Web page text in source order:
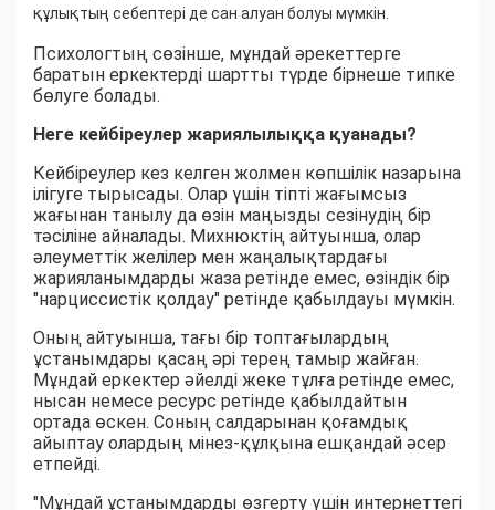
құлықтың себептері де сан алуан болуы мүмкін.
Психологтың сөзінше, мұндай әрекеттерге
баратын еркектерді шартты түрде бірнеше типке
бөлуге болады.
Неге кейбіреулер жариялылыққа қуанады?
Кейбіреулер кез келген жолмен көпшілік назарына
ілігуге тырысады. Олар үшін тіпті жағымсыз
жағынан танылу да өзін маңызды сезінудің бір
тәсіліне айналады. Михнюктің айтуынша, олар
әлеуметтік желілер мен жаңалықтардағы
жарияланымдарды жаза ретінде емес, өзіндік бір
"нарциссистік қолдау" ретінде қабылдауы мүмкін.
Оның айтуынша, тағы бір топтағылардың
ұстанымдары қасаң әрі терең тамыр жайған.
Мұндай еркектер әйелді жеке тұлға ретінде емес,
нысан немесе ресурс ретінде қабылдайтын
ортада өскен. Соның салдарынан қоғамдық
айыптау олардың мінез-құлқына ешқандай әсер
етпейді.
"Мұндай ұстанымдарды өзгерту үшін интернеттегі